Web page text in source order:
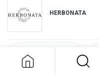
HERBONATA
DESCRIPTION